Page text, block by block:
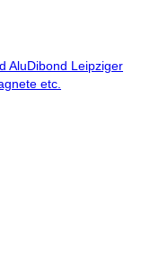
Leipziger
etc.